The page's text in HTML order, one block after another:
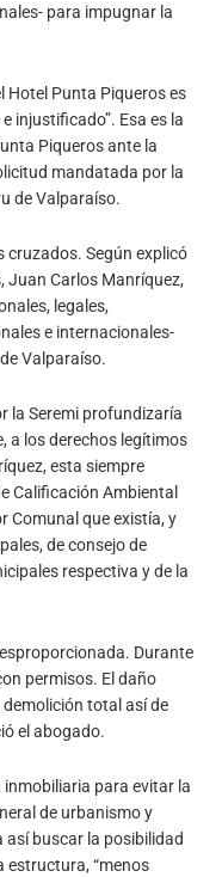
para impugnar la
Hotel Punta Piqueros es
injustificado”. Esa es la
Piqueros ante la
mandatada por la
de Valparaíso.
cruzados. Según explicó
Juan Carlos Manríquez,
legales,
e internacionales-
Valparaíso.
la Seremi profundizaría
a los derechos legítimos
esta siempre
Calificación Ambiental
Comunal que existía, y
de consejo de
respectiva y de la
Durante
permisos. El daño
total así de
el abogado.
para evitar la
de urbanismo y
buscar la posibilidad
estructura, “menos